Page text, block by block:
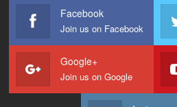
Facebook
Join us on Facebook
Google+
Join us on Google